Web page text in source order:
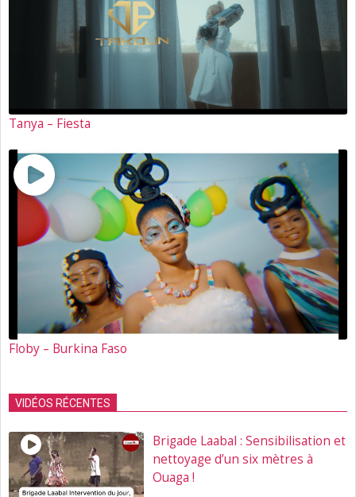
Tanya – Fiesta
Floby – Burkina Faso
VIDÉOS RÉCENTES
Brigade Laabal : Sensibilisation et
nettoyage d’un six mètres à
Ouaga !